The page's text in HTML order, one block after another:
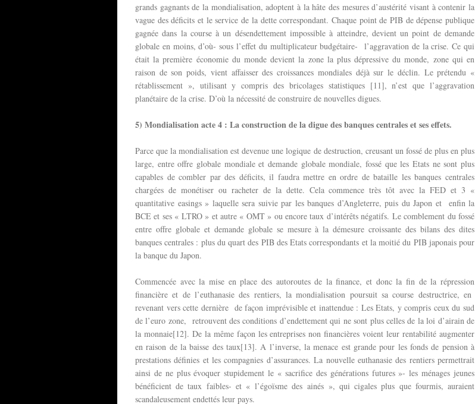
grands gagnants de la mondialisation, adoptent à la hâte des mesures d’austérité visant à contenir la
vague des déficits et le service de la dette correspondant. Chaque point de PIB de dépense publique
gagnée dans la course à un désendettement impossible à atteindre, devient un point de demande
globale en moins, d’où- sous l’effet du multiplicateur budgétaire- l’aggravation de la crise. Ce qui
était la première économie du monde devient la zone la plus dépressive du monde, zone qui en
raison de son poids, vient affaisser des croissances mondiales déjà sur le déclin. Le prétendu «
rétablissement », utilisant y compris des bricolages statistiques [11], n’est que l’aggravation
planétaire de la crise. D’où la nécessité de construire de nouvelles digues.
5) Mondialisation acte 4 : La construction de la digue des banques centrales et ses effets.
Parce que la mondialisation est devenue une logique de destruction, creusant un fossé de plus en plus
large, entre offre globale mondiale et demande globale mondiale, fossé que les Etats ne sont plus
capables de combler par des déficits, il faudra mettre en ordre de bataille les banques centrales
chargées de monétiser ou racheter de la dette. Cela commence très tôt avec la FED et 3 «
quantitative easings » laquelle sera suivie par les banques d’Angleterre, puis du Japon et enfin la
BCE et ses « LTRO » et autre « OMT » ou encore taux d’intérêts négatifs. Le comblement du fossé
entre offre globale et demande globale se mesure à la démesure croissante des bilans des dites
banques centrales : plus du quart des PIB des Etats correspondants et la moitié du PIB japonais pour
la banque du Japon.
Commencée avec la mise en place des autoroutes de la finance, et donc la fin de la répression
financière et de l’euthanasie des rentiers, la mondialisation poursuit sa course destructrice, en
revenant vers cette dernière de façon imprévisible et inattendue : Les Etats, y compris ceux du sud
de l’euro zone, retrouvent des conditions d’endettement qui ne sont plus celles de la loi d’airain de
la monnaie[12]. De la même façon les entreprises non financières voient leur rentabilité augmenter
en raison de la baisse des taux[13]. A l’inverse, la menace est grande pour les fonds de pension à
prestations définies et les compagnies d’assurances. La nouvelle euthanasie des rentiers permettrait
ainsi de ne plus évoquer stupidement le « sacrifice des générations futures »- les ménages jeunes
bénéficient de taux faibles- et « l’égoïsme des ainés », qui cigales plus que fourmis, auraient
scandaleusement endettés leur pays.